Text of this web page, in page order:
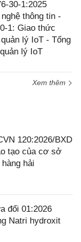
30-1:2025
thông tin -
1: Giao thức
lý IoT - Tổng
lý IoT
Xem thêm
120:2026/BXD
tạo của cơ sở
hải
đổi 01:2026
Natri hydroxit